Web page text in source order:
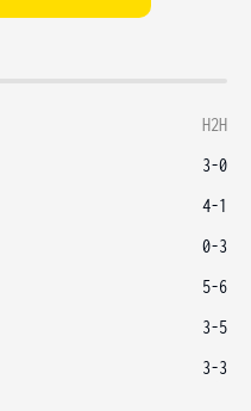
H2H
3-0
4-1
0-3
5-6
3-5
3-3